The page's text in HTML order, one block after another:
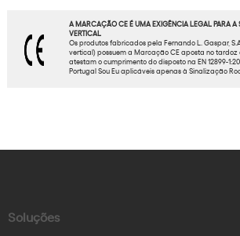
A MARCAÇÃO CE É UMA EXIGÊNCIA LEGAL PARA
VERTICAL
Os produtos fabricados pela Fernando L. Gaspar,
vertical) possuem a Marcação CE aposta no tardoz
atestam o cumprimento do disposto na EN 12899-
Portugal Sou Eu aplicáveis apenas à Sinalização
Soluções